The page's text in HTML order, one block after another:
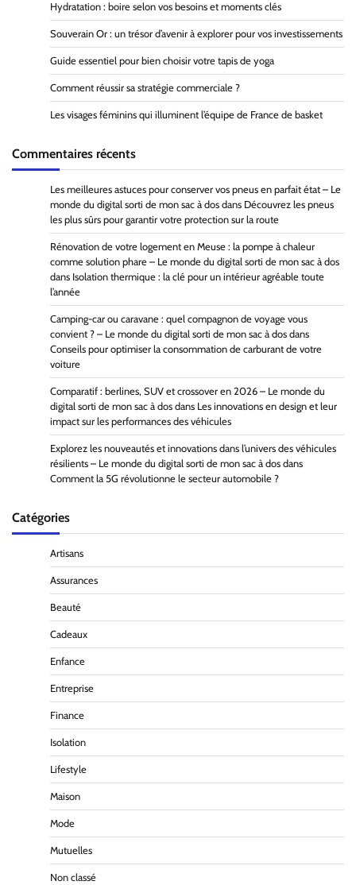
Hydratation : boire selon vos besoins et moments clés
Souverain Or : un trésor d’avenir à explorer pour vos investissements
Guide essentiel pour bien choisir votre tapis de yoga
Comment réussir sa stratégie commerciale ?
Les visages féminins qui illuminent l’équipe de France de basket
Commentaires récents
Les meilleures astuces pour conserver vos pneus en parfait état – Le
monde du digital sorti de mon sac à dos dans Découvrez les pneus
les plus sûrs pour garantir votre protection sur la route
Rénovation de votre logement en Meuse : la pompe à chaleur
comme solution phare – Le monde du digital sorti de mon sac à dos
dans Isolation thermique : la clé pour un intérieur agréable toute
l’année
Camping-car ou caravane : quel compagnon de voyage vous
convient ? – Le monde du digital sorti de mon sac à dos dans
Conseils pour optimiser la consommation de carburant de votre
voiture
Comparatif : berlines, SUV et crossover en 2026 – Le monde du
digital sorti de mon sac à dos dans Les innovations en design et leur
impact sur les performances des véhicules
Explorez les nouveautés et innovations dans l’univers des véhicules
résilients – Le monde du digital sorti de mon sac à dos dans
Comment la 5G révolutionne le secteur automobile ?
Catégories
Artisans
Assurances
Beauté
Cadeaux
Enfance
Entreprise
Finance
Isolation
Lifestyle
Maison
Mode
Mutuelles
Non classé